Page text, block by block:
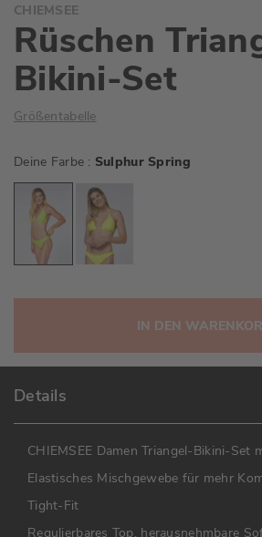
Anfang
der
Bildgalerie
springen
CHIEMSEE
Rüschen
Bikini-Set
Größentabelle
Deine Farbe Sulphur Spring
IN DEN
Details
CHIEMSEE Damen Triangel-Bikini-Set
Elastisches Mischgewebe für mehr
Tight-Fit
Regulierbares Top, herausnehmbare